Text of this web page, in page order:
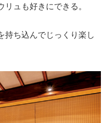
ュも好きにできる。
持ち込んでじっくり楽し